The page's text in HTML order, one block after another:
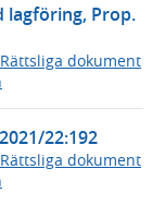
lagföring, Prop.
Rättsliga dokument
22:192
Rättsliga dokument